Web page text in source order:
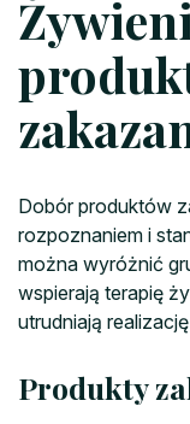
Dobór produktów
rozpoznaniem i
można wyróżnić
wspierają terapię
utrudniają
Produkty